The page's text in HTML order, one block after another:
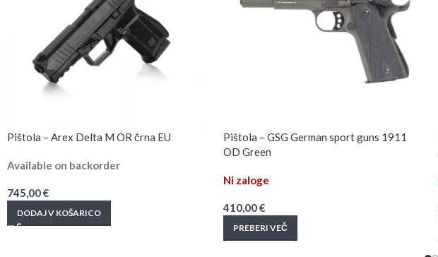
Pištola – Arex Delta M OR črna EU
Available on backorder
745,00€
DODAJ V KOŠARICO
Pištola – GSG German sport guns 1911
OD Green
Ni zaloge
410,00€
PREBERI VEČ